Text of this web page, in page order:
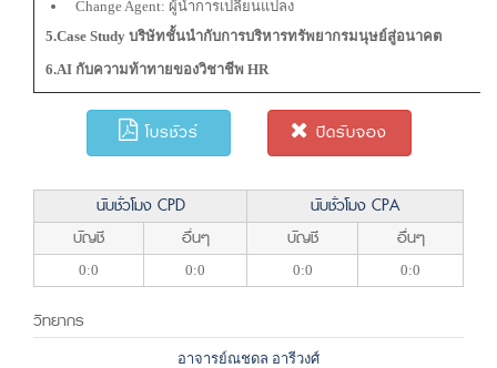
Change Agent: ผู้นำการเปลี่ยนแปลง
5.Case Study บริษัทชั้นนำกับการบริหารทรัพยากรมนุษย์สู่อนาคต
6.AI กับความท้าทายของวิชาชีพ HR
โบรชัวร์ ปิดรับจอง
นับชั่วโมง CPD
นับชั่วโมง CPA
บัญชี
อื่นๆ บัญชี อื่นๆ
0:0 0:0 0:0 0:0
วิทยากร
อาจารย์ณชดล อารีวงศ์